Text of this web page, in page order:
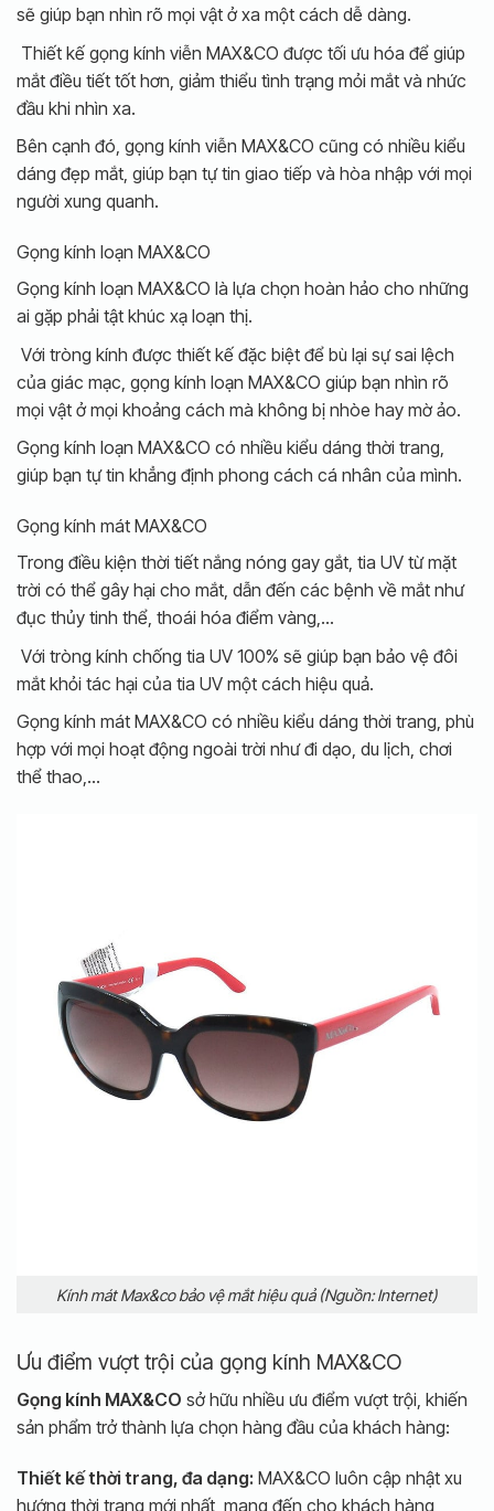
sẽ giúp bạn nhìn rõ mọi vật ở xa một cách dễ dàng.
Thiết kế gọng kính viễn MAX&CO được tối ưu hóa để giúp
mắt điều tiết tốt hơn, giảm thiểu tình trạng mỏi mắt và nhức
đầu khi nhìn xa.
Bên cạnh đó, gọng kính viễn MAX&CO cũng có nhiều kiểu
dáng đẹp mắt, giúp bạn tự tin giao tiếp và hòa nhập với mọi
người xung quanh.
Gọng kính loạn MAX&CO
Gọng kính loạn MAX&CO là lựa chọn hoàn hảo cho những
ai gặp phải tật khúc xạ loạn thị.
Với tròng kính được thiết kế đặc biệt để bù lại sự sai lệch
của giác mạc, gọng kính loạn MAX&CO giúp bạn nhìn rõ
mọi vật ở mọi khoảng cách mà không bị nhòe hay mờ ảo.
Gọng kính loạn MAX&CO có nhiều kiểu dáng thời trang,
giúp bạn tự tin khẳng định phong cách cá nhân của mình.
Gọng kính mát MAX&CO
Trong điều kiện thời tiết nắng nóng gay gắt, tia UV từ mặt
trời có thể gây hại cho mắt, dẫn đến các bệnh về mắt như
đục thủy tinh thể, thoái hóa điểm vàng,…
Với tròng kính chống tia UV 100% sẽ giúp bạn bảo vệ đôi
mắt khỏi tác hại của tia UV một cách hiệu quả.
Gọng kính mát MAX&CO có nhiều kiểu dáng thời trang, phù
hợp với mọi hoạt động ngoài trời như đi dạo, du lịch, chơi
thể thao,…
Kính mát Max&co bảo vệ mắt hiệu quả (Nguồn: Internet)
Ưu điểm vượt trội của gọng kính MAX&CO
Gọng kính MAX&CO sở hữu nhiều ưu điểm vượt trội, khiến
sản phẩm trở thành lựa chọn hàng đầu của khách hàng:
Thiết kế thời trang, đa dạng: MAX&CO luôn cập nhật xu
hướng thời trang mới nhất, mang đến cho khách hàng